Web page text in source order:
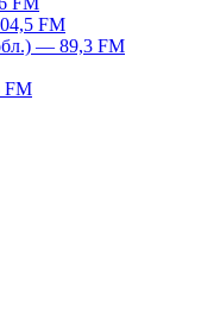
FM
— 89,3 FM
FM